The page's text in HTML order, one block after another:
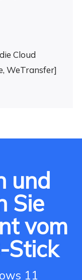
Cloud
WeTransfer]
und
Sie
vom
Stick
11